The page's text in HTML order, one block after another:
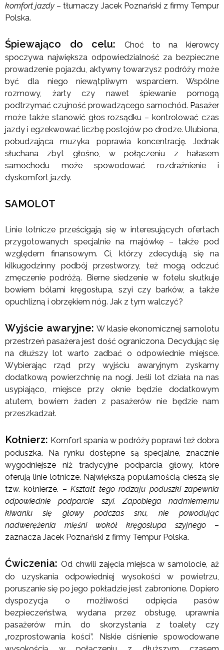
komfort jazdy – tłumaczy Jacek Poznański z firmy Tempur
Polska.
Śpiewająco do celu:
Choć to na kierowcy
spoczywa największa odpowiedzialność za bezpieczne
prowadzenie pojazdu, aktywny towarzysz podróży może
być dla niego niewątpliwym wsparciem. Wspólne
rozmowy, żarty czy nawet śpiewanie pomogą
podtrzymać czujność prowadzącego samochód. Pasażer
może także stanowić głos rozsądku – kontrolować czas
jazdy i egzekwować liczbę postojów po drodze. Ulubiona,
pobudzająca muzyka poprawia koncentrację. Jednak
słuchana zbyt głośno, w połączeniu z hałasem
samochodu może spowodować rozdrażnienie i
dyskomfort jazdy.
SAMOLOT
Linie lotnicze prześcigają się w interesujących ofertach
przygotowanych specjalnie na majówkę – także pod
względem finansowym. Ci, którzy zdecydują się na
kilkugodzinny podbój przestworzy, też mogą odczuć
zmęczenie podróżą. Bierne siedzenie w fotelu skutkuje
bowiem bólami kręgosłupa, szyi czy barków, a także
opuchlizną i obrzękiem nóg. Jak z tym walczyć?
Wyjście awaryjne:W klasie ekonomicznej samolotu
przestrzeń pasażera jest dość ograniczona. Decydując się
na dłuższy lot warto zadbać o odpowiednie miejsce.
Wybierając rząd przy wyjściu awaryjnym zyskamy
dodatkową powierzchnię na nogi. Jeśli lot działa na nas
usypiająco, miejsce przy oknie będzie dodatkowym
atutem, bowiem żaden z pasażerów nie będzie nam
przeszkadzał.
Kołnierz: Komfort spania w podróży poprawi też dobra
poduszka. Na rynku dostępne są specjalne, znacznie
wygodniejsze niż tradycyjne podparcia głowy, które
oferują linie lotnicze. Największą popularnością cieszą się
tzw. kołnierze. –Kształt tego rodzaju poduszki zapewnia
odpowiednie podparcie szyi.Zapobiega nadmiernemu
kiwaniu się głowy podczas snu, nie powodując
nadwerężenia mięśni wokół kręgosłupa szyjnego –
zaznacza Jacek Poznański z firmy Tempur Polska.
Ćwiczenia: Od chwili zajęcia miejsca w samolocie, aż
do uzyskania odpowiedniej wysokości w powietrzu,
poruszanie się po jego pokładzie jest zabronione. Dopiero
dyspozycja o możliwości odpięcia pasów
bezpieczeństwa, wydana przez obsługę, uprawnia
pasażerów m.in. do skorzystania z toalety czy
„rozprostowania kości”. Niskie ciśnienie spowodowane